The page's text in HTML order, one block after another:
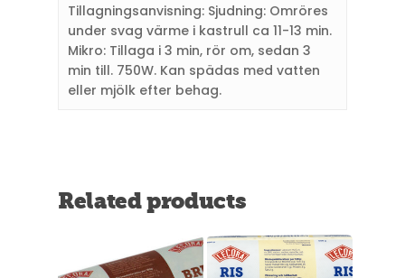
Tillagningsanvisning: Sjudning: Omröres
under svag värme i kastrull ca 11-13 min.
Mikro: Tillaga i 3 min, rör om, sedan 3
min till. 750W. Kan spädas med vatten
eller mjölk efter behag.
Related products